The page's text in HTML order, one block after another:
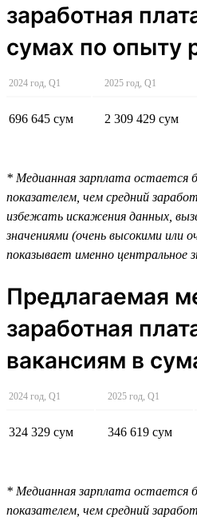
заработная
сумах по опыту
2024 год, Q1 2025 год, Q1
696 645 сум 2 309 429 сум
* Медианная зарплата остается
показателем, чем средний
избежать искажения данных,
значениями (очень высокими или
показывает именно центральное
Предлагаемая
заработная
вакансиям в
2024 год, Q1 2025 год, Q1
324 329 сум 346 619 сум
* Медианная зарплата остается
показателем, чем средний